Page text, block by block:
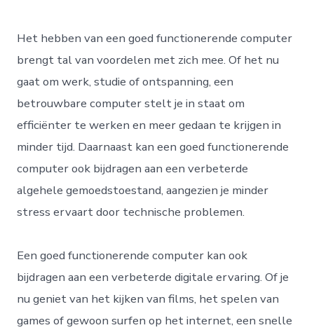
Het hebben van een goed functionerende computer
brengt tal van voordelen met zich mee. Of het nu
gaat om werk, studie of ontspanning, een
betrouwbare computer stelt je in staat om
efficiënter te werken en meer gedaan te krijgen in
minder tijd. Daarnaast kan een goed functionerende
computer ook bijdragen aan een verbeterde
algehele gemoedstoestand, aangezien je minder
stress ervaart door technische problemen.
Een goed functionerende computer kan ook
bijdragen aan een verbeterde digitale ervaring. Of je
nu geniet van het kijken van films, het spelen van
games of gewoon surfen op het internet, een snelle